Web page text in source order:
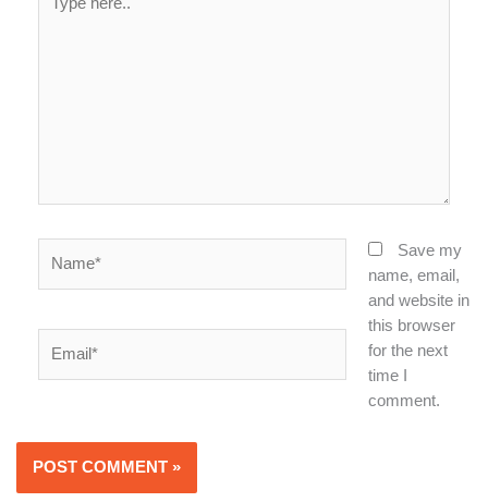
here..
Save my
name, email,
and website in
this browser
for the next
time I
comment.